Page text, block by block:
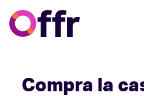
Compra la